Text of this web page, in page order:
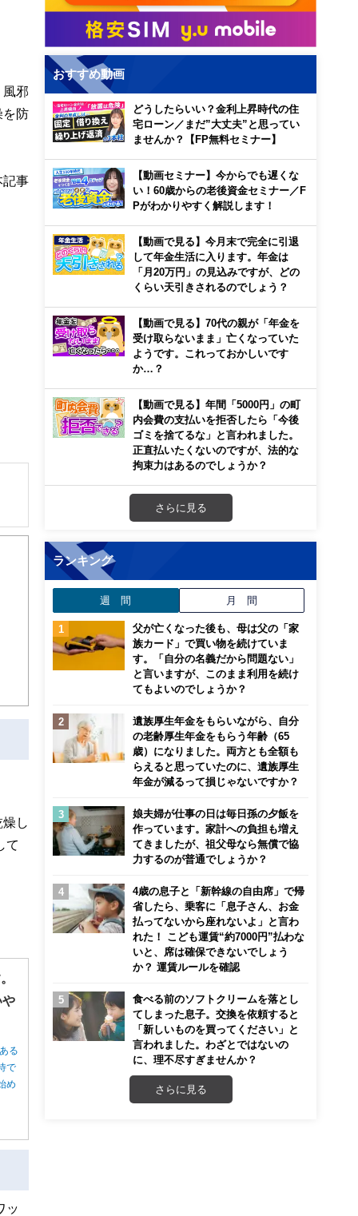
風邪
を防
記事
し
て
や
る
で
め
ッ
おすすめ動画
どうしたらいい？金利上昇時代の住
宅ローン／まだ”大丈夫”と思ってい
ませんか？【FP無料セミナー】
【動画セミナー】今からでも遅くな
い！60歳からの老後資金セミナー／F
Pがわかりやすく解説します！
【動画で見る】今月末で完全に引退
して年金生活に入ります。年金は
「月20万円」の見込みですが、どの
くらい天引きされるのでしょう？
【動画で見る】70代の親が「年金を
受け取らないまま」亡くなっていた
ようです。これっておかしいです
か…？
【動画で見る】年間「5000円」の町
内会費の支払いを拒否したら「今後
ゴミを捨てるな」と言われました。
正直払いたくないのですが、法的な
拘束力はあるのでしょうか？
さらに見る
ランキング
週 間 月 間
父が亡くなった後も、母は父の「家
族カード」で買い物を続けていま
す。「自分の名義だから問題ない」
と言いますが、このまま利用を続け
てもよいのでしょうか？
遺族厚生年金をもらいながら、自分
の老齢厚生年金をもらう年齢（65
歳）になりました。両方とも全額も
らえると思っていたのに、遺族厚生
年金が減るって損じゃないですか？
娘夫婦が仕事の日は毎日孫の夕飯を
作っています。家計への負担も増え
てきましたが、祖父母なら無償で協
力するのが普通でしょうか？
4歳の息子と「新幹線の自由席」で帰
省したら、乗客に「息子さん、お金
払ってないから座れないよ」と言わ
れた！ こども運賃“約7000円”払わな
いと、席は確保できないでしょう
か？ 運賃ルールを確認
食べる前のソフトクリームを落とし
てしまった息子。交換を依頼すると
「新しいものを買ってください」と
言われました。わざとではないの
に、理不尽すぎませんか？
さらに見る